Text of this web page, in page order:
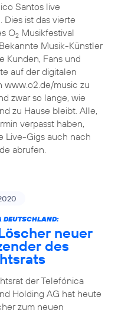
Santos live
Dies ist das vierte
O2Musikfestival
Musik-Künstler
Kunden, Fans und
auf der digitalen
www.o2.de/music zu
zwar so lange, wie
zu Hause bleibt. Alle,
verpasst haben,
Live-Gigs auch nach
abrufen.
DEUTSCHLAND:
neuer
des
der Telefónica
Holding AG hat heute
zum neuen